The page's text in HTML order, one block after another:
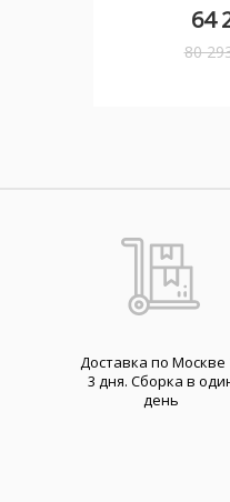
64
80
Доставка по Москве
3 дня. Cборка в
день